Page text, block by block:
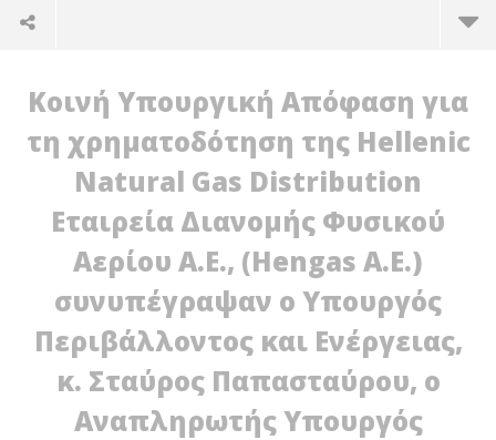
NOW VIEWING
«Χρηματοδότηση έργων φυσικού αερίου στη
Δυτική Μακεδονία συνολικού ύψους 9 εκατ.
Κοινή Υπουργική Απόφαση για
τη χρηματοδότηση της Hellenic
Natural Gas Distribution
Εταιρεία Διανομής Φυσικού
Αερίου Α.Ε., (Hengas A.E.)
συνυπέγραψαν ο Υπουργός
Περιβάλλοντος και Ενέργειας,
κ. Σταύρος Παπασταύρου, ο
Αναπληρωτής Υπουργός